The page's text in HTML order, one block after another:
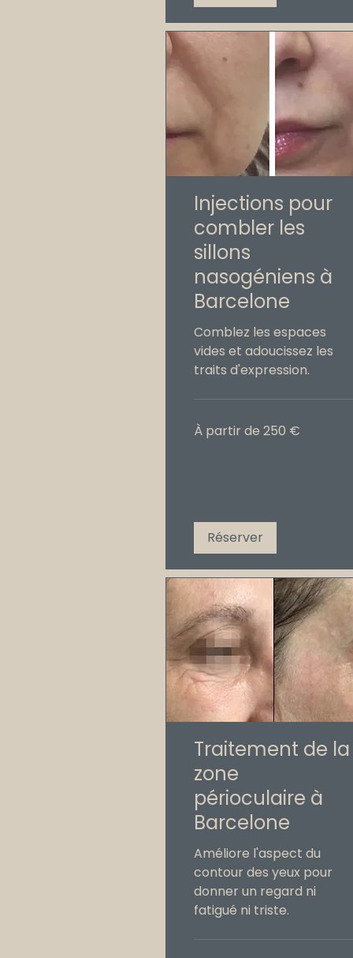
Injections pour
combler les
sillons
nasogéniens à
Barcelone
Comblez les espaces
vides et adoucissez les
traits d'expression.
À
partir
À partir de 250 €
Réserver
Traitement de la
zone
périoculaire à
Barcelone
Améliore l'aspect du
contour des yeux pour
donner un regard ni
fatigué ni triste.